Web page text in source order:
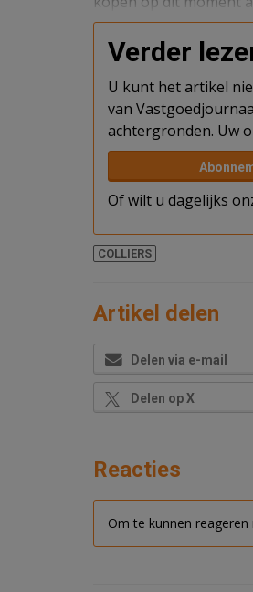
Verder
U kunt het artikel
van
achtergronden. Uw
Of wilt u dagelijks
COLLIERS
Artikel delen
Delen via e-mail
Delen op X
Reacties
Om te kunnen